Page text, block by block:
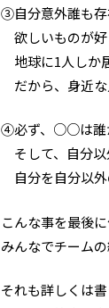
③自分意外誰も存
欲しいものが好
地球に1人しか
だから、身近な
④必ず、○○は誰
そして、自分以
自分を自分以外
こんな事を最後
みんなでチーム
それも詳しくは